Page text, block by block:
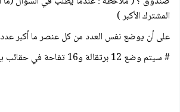
المشترك الأكبر )
على أن يوضع نفس العدد من كل عنصر ما أكبر
# سيتم وضع 12 برتقالة و16 تفاحة في حقائب يمكن تحضيرها ؟